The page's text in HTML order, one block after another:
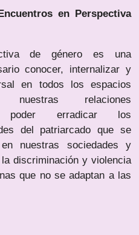
en Perspectiva
de género es una
conocer, internalizar y
en todos los espacios
nuestras relaciones
poder erradicar los
del patriarcado que se
nuestras sociedades y
discriminación y violencia
que no se adaptan a las